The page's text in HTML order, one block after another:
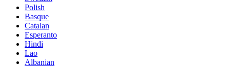
Polish
Basque
Catalan
Esperanto
Hindi
Lao
Albanian